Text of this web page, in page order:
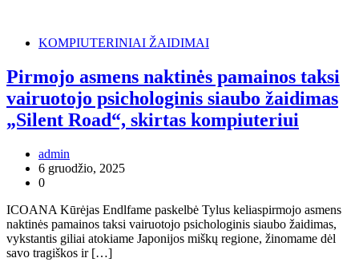
KOMPIUTERINIAI ŽAIDIMAI
Pirmojo asmens naktinės pamainos taksi
vairuotojo psichologinis siaubo žaidimas
„Silent Road“, skirtas kompiuteriui
admin
6 gruodžio, 2025
0
ICOANA Kūrėjas Endlfame paskelbė Tylus keliaspirmojo asmens
naktinės pamainos taksi vairuotojo psichologinis siaubo žaidimas,
vykstantis giliai atokiame Japonijos miškų regione, žinomame dėl
savo tragiškos ir […]